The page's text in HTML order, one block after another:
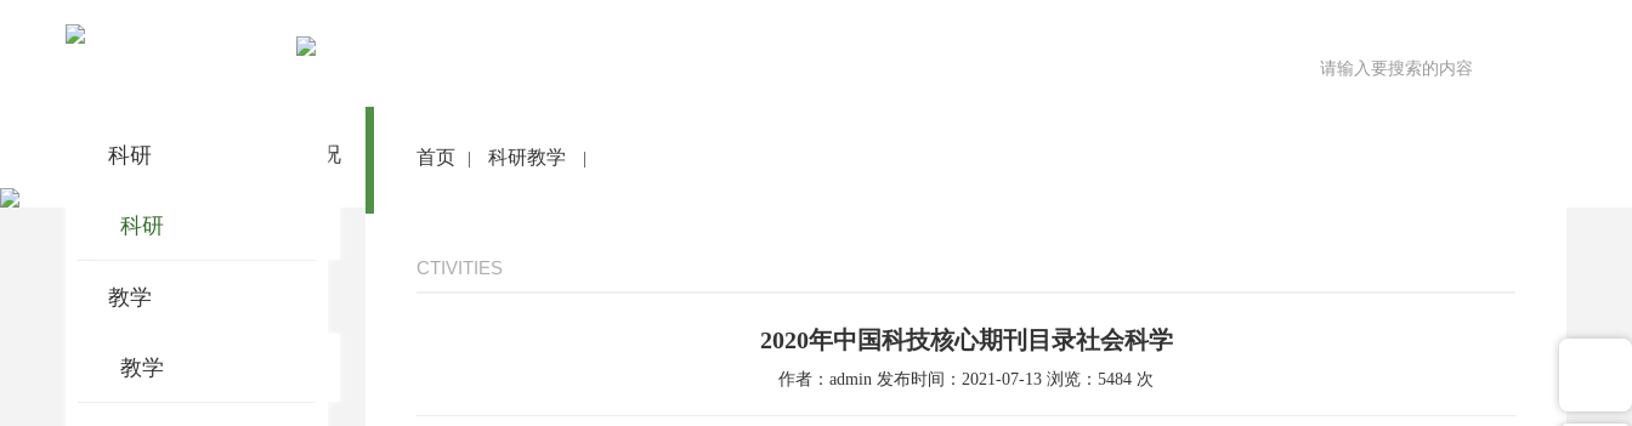
医院概况 医院动态 党建文化
科研
科研
教学
教学
首页 科研教学
CTIVITIES
2020年中国科技核心期刊目录社会科学
作者：admin 发布时间：2021-07-13 浏览：5484 次